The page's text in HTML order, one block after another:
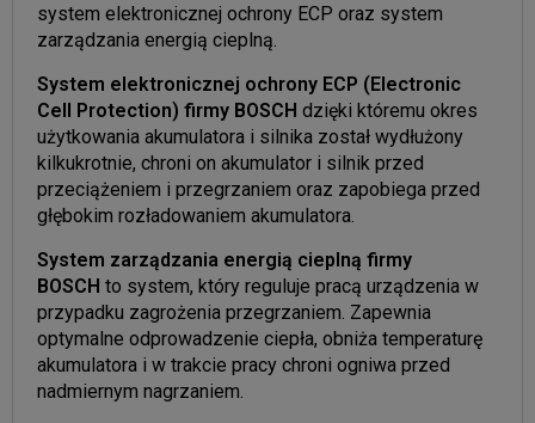
system elektronicznej ochrony ECP oraz system
zarządzania energią cieplną.
System elektronicznej ochrony ECP (Electronic
Cell Protection) firmy BOSCH dzięki któremu okres
użytkowania akumulatora i silnika został wydłużony
kilkukrotnie, chroni on akumulator i silnik przed
przeciążeniem i przegrzaniem oraz zapobiega przed
głębokim rozładowaniem akumulatora.
System zarządzania energią cieplną firmy
BOSCH to system, który reguluje pracą urządzenia w
przypadku zagrożenia przegrzaniem. Zapewnia
optymalne odprowadzenie ciepła, obniża temperaturę
akumulatora i w trakcie pracy chroni ogniwa przed
nadmiernym nagrzaniem.